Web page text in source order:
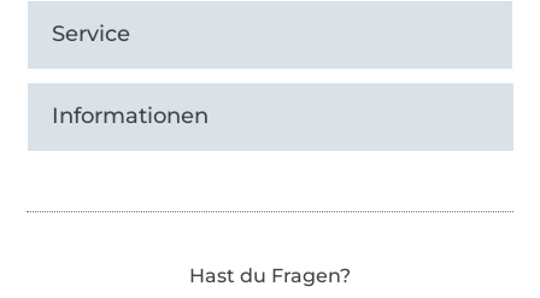
Service
Informationen
Hast du Fragen?